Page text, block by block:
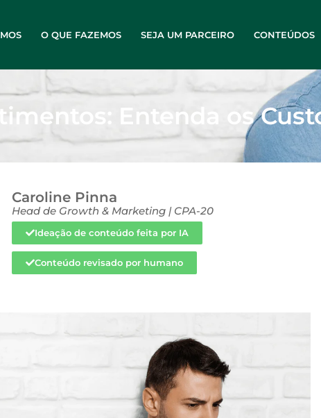
O QUE FAZEMOS SEJA UM PARCEIRO CONTEÚDOS
Entenda os
Caroline Pinna
Head de Growth & Marketing | CPA-20
Ideação de conteúdo feita por IA
Conteúdo revisado por humano